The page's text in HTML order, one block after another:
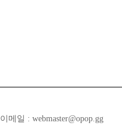
이메일 : webmaster@opop.gg